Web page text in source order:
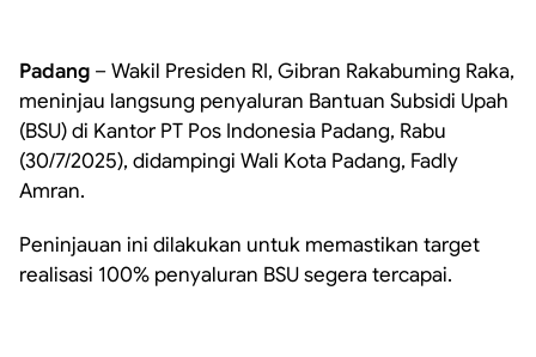
Padang – Wakil Presiden RI, Gibran Rakabuming Raka,
meninjau langsung penyaluran Bantuan Subsidi Upah
(BSU) di Kantor PT Pos Indonesia Padang, Rabu
(30/7/2025), didampingi Wali Kota Padang, Fadly
Amran.
Peninjauan ini dilakukan untuk memastikan target
realisasi 100% penyaluran BSU segera tercapai.